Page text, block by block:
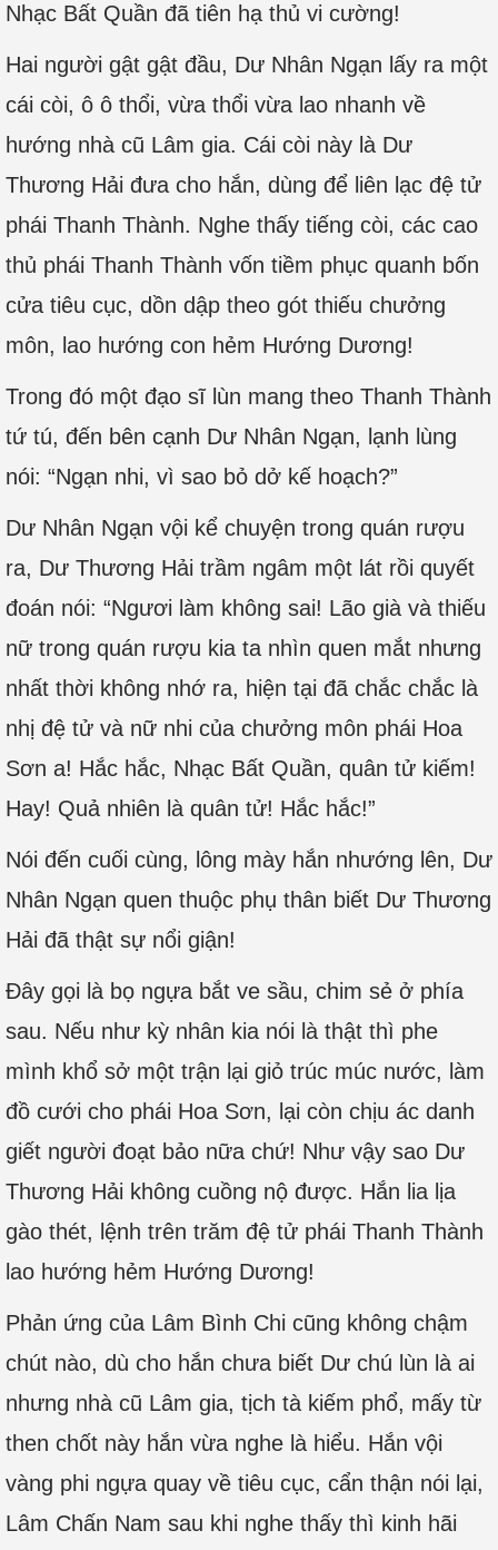
Nhạc Bất Quần đã tiên hạ thủ vi cường!
Hai người gật gật đầu, Dư Nhân Ngạn lấy ra một
cái còi, ô ô thổi, vừa thổi vừa lao nhanh về
hướng nhà cũ Lâm gia. Cái còi này là Dư
Thương Hải đưa cho hắn, dùng để liên lạc đệ tử
phái Thanh Thành. Nghe thấy tiếng còi, các cao
thủ phái Thanh Thành vốn tiềm phục quanh bốn
cửa tiêu cục, dồn dập theo gót thiếu chưởng
môn, lao hướng con hẻm Hướng Dương!
Trong đó một đạo sĩ lùn mang theo Thanh Thành
tứ tú, đến bên cạnh Dư Nhân Ngạn, lạnh lùng
nói: “Ngạn nhi, vì sao bỏ dở kế hoạch?”
Dư Nhân Ngạn vội kể chuyện trong quán rượu
ra, Dư Thương Hải trầm ngâm một lát rồi quyết
đoán nói: “Ngươi làm không sai! Lão già và thiếu
nữ trong quán rượu kia ta nhìn quen mắt nhưng
nhất thời không nhớ ra, hiện tại đã chắc chắc là
nhị đệ tử và nữ nhi của chưởng môn phái Hoa
Sơn a! Hắc hắc, Nhạc Bất Quần, quân tử kiếm!
Hay! Quả nhiên là quân tử! Hắc hắc!”
Nói đến cuối cùng, lông mày hắn nhướng lên, Dư
Nhân Ngạn quen thuộc phụ thân biết Dư Thương
Hải đã thật sự nổi giận!
Đây gọi là bọ ngựa bắt ve sầu, chim sẻ ở phía
sau. Nếu như kỳ nhân kia nói là thật thì phe
mình khổ sở một trận lại giỏ trúc múc nước, làm
đồ cưới cho phái Hoa Sơn, lại còn chịu ác danh
giết người đoạt bảo nữa chứ! Như vậy sao Dư
Thương Hải không cuồng nộ được. Hắn lia lịa
gào thét, lệnh trên trăm đệ tử phái Thanh Thành
lao hướng hẻm Hướng Dương!
Phản ứng của Lâm Bình Chi cũng không chậm
chút nào, dù cho hắn chưa biết Dư chú lùn là ai
nhưng nhà cũ Lâm gia, tịch tà kiếm phổ, mấy từ
then chốt này hắn vừa nghe là hiểu. Hắn vội
vàng phi ngựa quay về tiêu cục, cẩn thận nói lại,
Lâm Chấn Nam sau khi nghe thấy thì kinh hãi